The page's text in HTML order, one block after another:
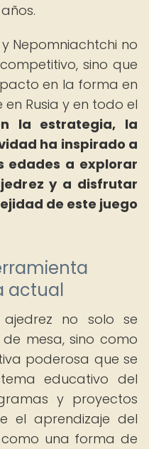
Nepomniachtchi no
sino que
en la forma en
Rusia y en todo el
la estrategia, la
ha inspirado a
edades a explorar
y a disfrutar
de este juego
actual
no solo se
mesa, sino como
poderosa que se
educativo del
y proyectos
el aprendizaje del
una forma de